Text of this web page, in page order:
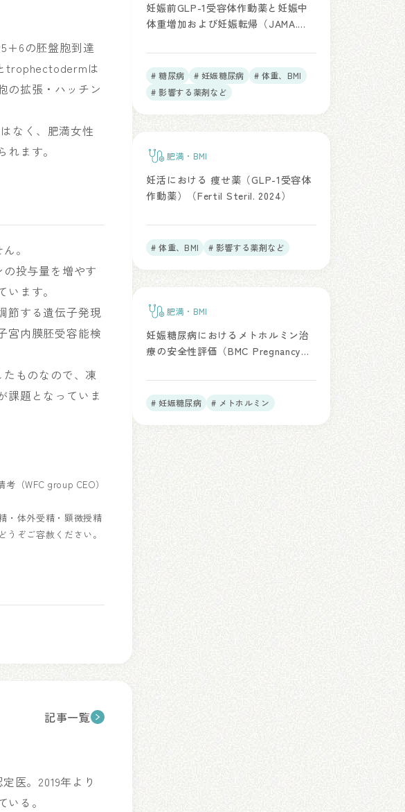
の胚盤胞到達
trophectodermは
の拡張・ハッチン
なく、肥満女性
れます。
。
投与量を増やす
います。
節する遺伝子発現
宮内膜胚受容能検
ものなので、凍
課題となっていま
考（WFC group CEO）
・体外受精・顕微授精
ぞご容赦ください。
記事一覧
医。2019年より
る。
妊娠前GLP-1受容体作動薬と妊娠中
体重増加および妊娠転帰（JAMA.
# 糖尿病 # 妊娠糖尿病
# 体重、BMI
# 影響する薬剤など
肥満・BMI
妊活における 痩せ薬（GLP-1受容体
作動薬）（Fertil Steril. 2024）
# 体重、BMI # 影響する薬剤など
肥満・BMI
妊娠糖尿病におけるメトホルミン治
療の安全性評価（BMC Pregnancy
# 妊娠糖尿病 # メトホルミン